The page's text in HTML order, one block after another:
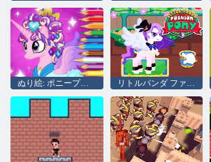
ぬり絵: ポニープリンセス リトルパンダ ファッション ポニー